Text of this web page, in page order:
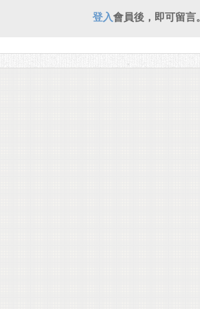
登入會員後，即可留言